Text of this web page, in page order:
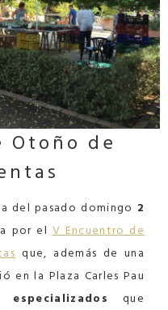
Otoño de
del pasado domingo 2
por elV Encuentro de
que, además de una
en la Plaza Carles Pau
que